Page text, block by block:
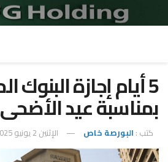
5 أيام إجازة البنوك
بمناسبة عيد
كتب : البورصة خاص الإثنين 2 يونيو 2025